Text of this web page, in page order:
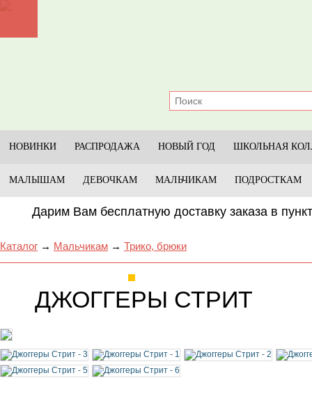
Условия
Размеры
Контакты
НОВИНКИ РАСПРОДАЖА НОВЫЙ ГОД ШКОЛЬНАЯ
МАЛЫШАМ ДЕВОЧКАМ МАЛЬЧИКАМ ПОДРОСТКАМ
Дарим Вам бесплатную доставку заказа в
Каталог → Мальчикам → Трико, брюки
ДЖОГГЕРЫ СТРИТ